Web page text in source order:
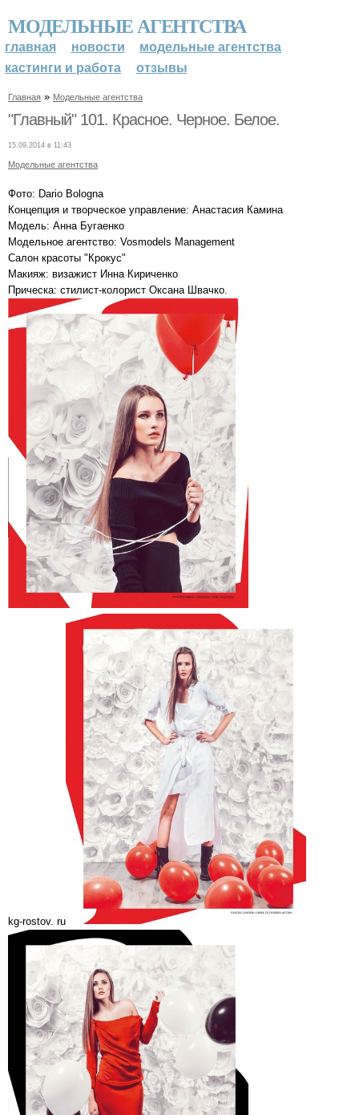
МОДЕЛЬНЫЕ АГЕНТСТВА
главная новости
модельные агентства
кастинги и работа
отзывы
Главная » Модельные агентства
"Главный" 101. Красное. Черное. Белое.
15.09.2014 в 11:43
Модельные агентства
Фото: Dario Bologna
Концепция и творческое управление: Анастасия Камина
Модель: Анна Бугаенко
Модельное агентство: Vosmodels Management
Салон красоты "Крокус"
Макияж: визажист Инна Кириченко
Прическа: стилист-колорист Оксана Швачко.
kg-rostov. ru